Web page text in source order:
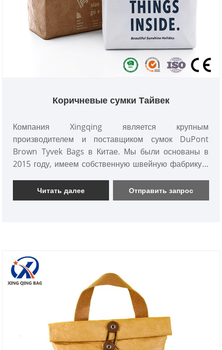
Коричневые сумки Тайвек
Компания Xingqing является крупным
производителем и поставщиком сумок DuPont
Brown Tyvek Bags в Китае. Мы были основаны в
2015 году, имеем собственную швейную фабрику и
качество и низкую цену. Предоставление
комплексных индивидуальных услуг и бесплатных
Читать далее Отправить запрос